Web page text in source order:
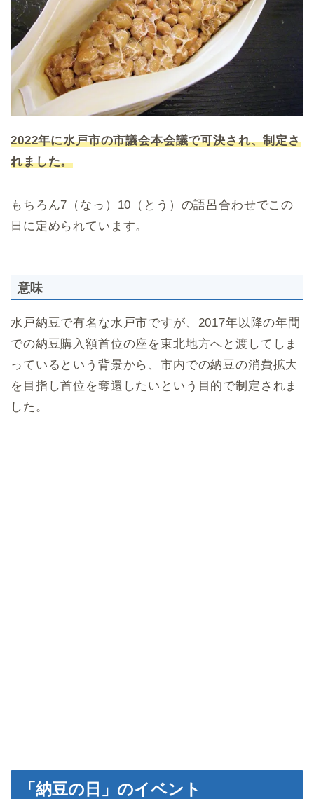
2022年に水戸市の市議会本会議で可決され、制定さ
れました。
もちろん7（なっ）10（とう）の語呂合わせでこの
日に定められています。
意味
水戸納豆で有名な水戸市ですが、2017年以降の年間
での納豆購入額首位の座を東北地方へと渡してしま
っているという背景から、市内での納豆の消費拡大
を目指し首位を奪還したいという目的で制定されま
した。
「納豆の日」のイベント